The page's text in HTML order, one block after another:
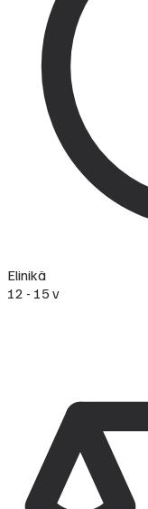
Elinikä
12 - 15 v